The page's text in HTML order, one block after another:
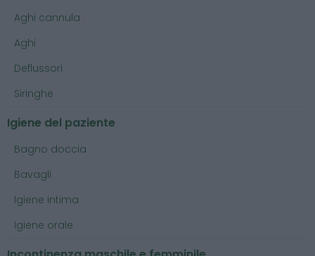
Aghi cannula
Aghi
Deflussori
Siringhe
Igiene del paziente
Bagno doccia
Bavagli
Igiene intima
Igiene orale